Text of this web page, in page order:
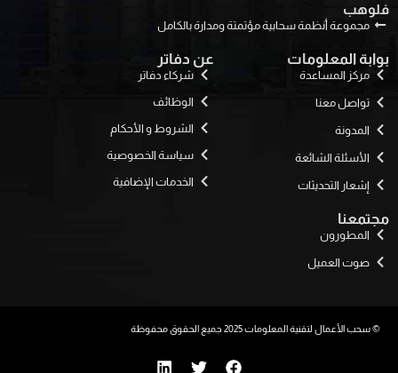
فلوهب
مجموعة أنظمة سحابية مؤتمتة ومدارة بالكامل
بوابة المعلومات
مركز المساعدة
تواصل معنا
المدونة
الأسئلة الشائعة
إشعار التحديثات
عن دفاتر
شركاء دفاتر
الوظائف
الشروط و الأحكام
سياسة الخصوصية
الخدمات الإضافية
مجتمعنا
المطورون
صوت العميل
© سحب الأعمال لتقنية المعلومات 2025 جميع الحقوق محفوظة